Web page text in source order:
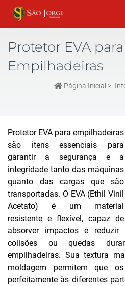
Protetor EVA para
Empilhadeiras
Página Inicial >
Protetor EVA para empilhadeiras
são itens essenciais para
garantir a segurança e a
integridade tanto das máquinas
quanto das cargas que são
transportadas. O EVA (Ethil Vinil
Acetato) é um material
resistente e flexível, capaz de
absorver impactos e
colisões ou quedas
empilhadeiras. Sua textura
moldagem permitem que
perfeitamente às diferentes